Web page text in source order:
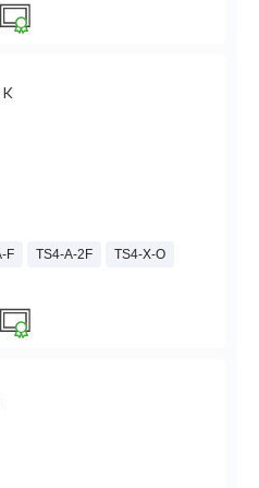
K
F TS4-A-2F TS4-X-O